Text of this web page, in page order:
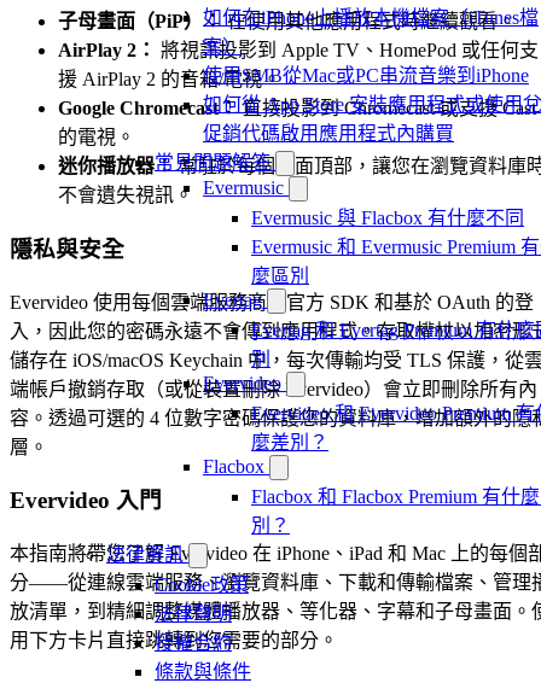
如何在iPhone上播放本機檔案（iTunes檔
案）
使用SMB從Mac或PC串流音樂到iPhone
如何從 App Store 安裝應用程式或使用
促銷代碼啟用應用程式內購買
常見問題解答
Evermusic
Evermusic 與 Flacbox 有什麼不同
Evermusic 和 Evermusic Premium
麼區別
Evertag
Evertag 和 Evertag Premium 有什麼
別
Evervideo
Evervideo 和 Evervideo Premium 有
麼差別？
Flacbox
Flacbox 和 Flacbox Premium 有什
別？
法律資訊
Cookie政策
法律聲明
授權合約
條款與條件
子母畫面（PiP）：在使用其他應用程式時繼續觀看。
AirPlay 2： 將視訊投影到 Apple TV、HomePod 或任何支
援 AirPlay 2 的音箱/電視。
Google Chromecast：直接投影到 Chromecast 或支援 Cast
的電視。
迷你播放器：常駐於每個畫面頂部，讓您在瀏覽資料庫
不會遺失視訊。
隱私與安全
Evervideo 使用每個雲端服務商的官方 SDK 和基於 OAuth 的登
入，因此您的密碼永遠不會傳到應用程式。存取權杖以加密形
儲存在 iOS/macOS Keychain 中，每次傳輸均受 TLS 保護，從
端帳戶撤銷存取（或從裝置刪除 Evervideo）會立即刪除所有內
容。透過可選的 4 位數字密碼保護您的資料庫，增加額外的隱
層。
Evervideo 入門
本指南將帶您了解 Evervideo 在 iPhone、iPad 和 Mac 上的每個
分——從連線雲端服務、瀏覽資料庫、下載和傳輸檔案、管理
放清單，到精細調整媒體播放器、等化器、字幕和子母畫面。
用下方卡片直接跳轉到您需要的部分。